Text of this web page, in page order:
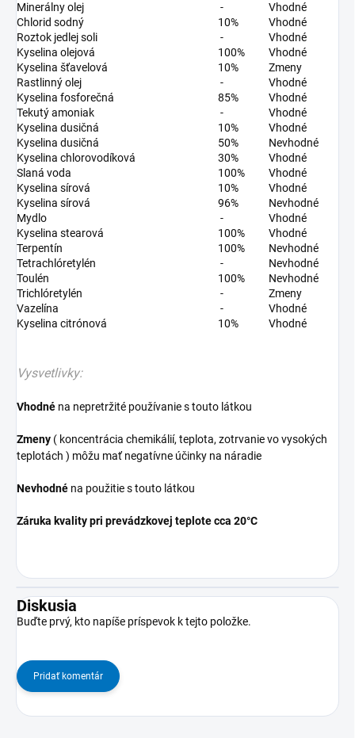
Minerálny olej
-
Vhodné
Chlorid sodný
10%
Vhodné
Roztok jedlej soli
-
Vhodné
Kyselina olejová
100%
Vhodné
Kyselina šťavelová
10%
Zmeny
Rastlinný olej
-
Vhodné
Kyselina fosforečná
85%
Vhodné
Tekutý amoniak
-
Vhodné
Kyselina dusičná
10%
Vhodné
Kyselina dusičná
50%
Nevhodné
Kyselina chlorovodíková
30%
Vhodné
Slaná voda
100%
Vhodné
Kyselina sírová
10%
Vhodné
Kyselina sírová
96%
Nevhodné
Mydlo
-
Vhodné
Kyselina stearová
100%
Vhodné
Terpentín
100%
Nevhodné
Tetrachlóretylén
-
Nevhodné
Toulén
100%
Nevhodné
Trichlóretylén
-
Zmeny
Vazelína
-
Vhodné
Kyselina citrónová
10% Vhodné
Vysvetlivky:
Vhodné na nepretržité používanie s touto látkou
Zmeny ( koncentrácia chemikálií, teplota, zotrvanie vo vysokých
teplotách ) môžu mať negatívne účinky na náradie
Nevhodné na použitie s touto látkou
Záruka kvality pri prevádzkovej teplote cca 20°C
Diskusia
Buďte prvý, kto napíše príspevok k tejto položke.
Pridať komentár